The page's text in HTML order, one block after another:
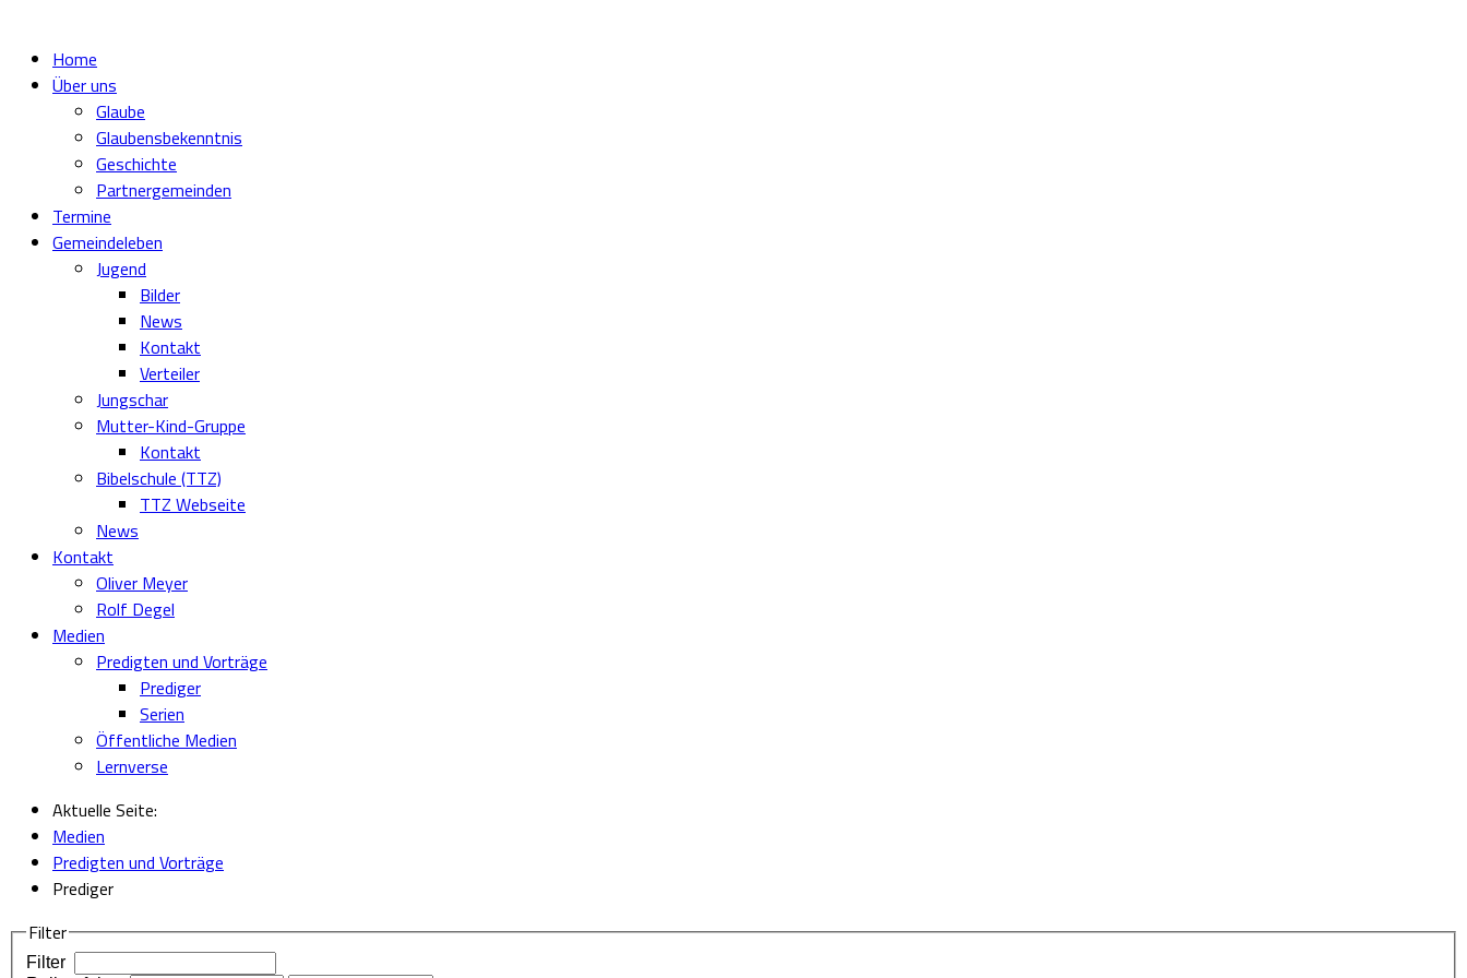
Home
Über uns
Glaube
Glaubensbekenntnis
Geschichte
Partnergemeinden
Termine
Gemeindeleben
Jugend
Bilder
News
Kontakt
Verteiler
Jungschar
Mutter-Kind-Gruppe
Kontakt
Bibelschule (TTZ)
TTZ Webseite
News
Kontakt
Oliver Meyer
Rolf Degel
Medien
Predigten und Vorträge
Prediger
Serien
Öffentliche Medien
Lernverse
Aktuelle Seite:
Medien
Predigten und Vorträge
Prediger
Filter
Filter